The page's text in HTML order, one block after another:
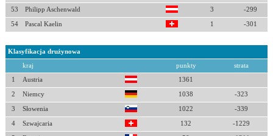
53 Philipp Aschenwald 3 -299
54 Pascal Kaelin 1 -301
Klasyfikacja drużynowa
kraj punkty strata
1 Austria 1361
2 Niemcy 1038 -323
3 Słowenia 1022 -339
4 Szwajcaria 132 -1229